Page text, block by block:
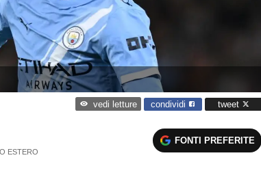
vedi letture condividi tweet
ESTERO
FONTI PREFERITE